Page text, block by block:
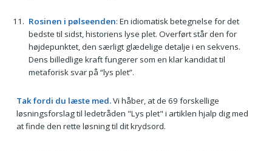
Rosinen i pølseenden: En idiomatisk betegnelse for det
bedste til sidst, historiens lyse plet. Overført står den for
højdepunktet, den særligt glædelige detalje i en sekvens.
Dens billedlige kraft fungerer som en klar kandidat til
metaforisk svar på “lys plet”.
Tak fordi du læste med.Vi håber, at de 69 forskellige
løsningsforslag til ledetråden "Lys plet" i artiklen hjalp dig med
at finde den rette løsning til dit krydsord.